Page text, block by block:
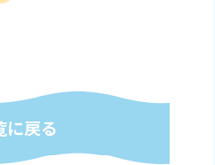
に戻る